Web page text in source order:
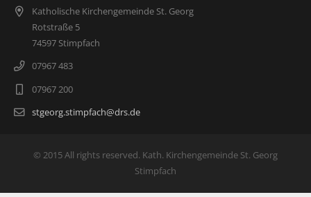
Katholische Kirchengemeinde St. Georg
Rotstraße 5
74597 Stimpfach
07967 483
07967 200
stgeorg.stimpfach@drs.de
© 2015 All rights reserved. Kath. Kirchengemeinde St. Georg
Stimpfach